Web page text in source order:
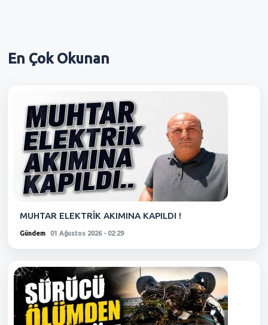
En ÇokOkunan
MUHTAR ELEKTRİK AKIMINA KAPILDI !
Gündem 01 Ağustos 2026 - 02:29